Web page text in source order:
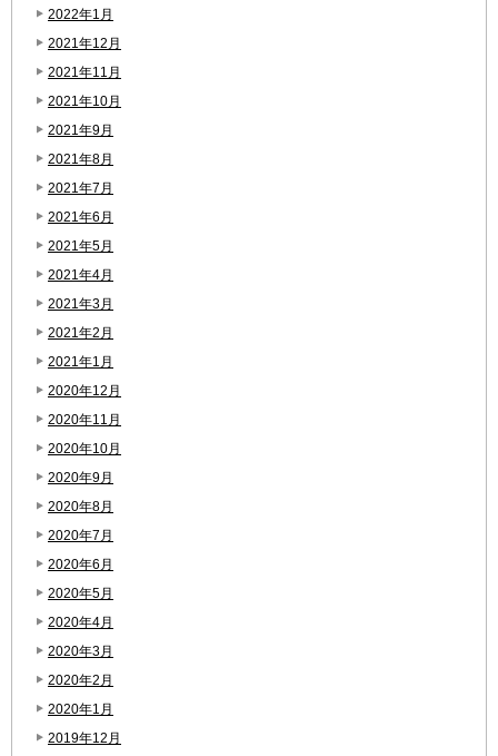
2022年1月
2021年12月
2021年11月
2021年10月
2021年9月
2021年8月
2021年7月
2021年6月
2021年5月
2021年4月
2021年3月
2021年2月
2021年1月
2020年12月
2020年11月
2020年10月
2020年9月
2020年8月
2020年7月
2020年6月
2020年5月
2020年4月
2020年3月
2020年2月
2020年1月
2019年12月